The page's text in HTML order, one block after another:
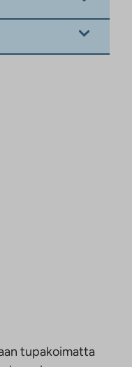
tupakoimatta